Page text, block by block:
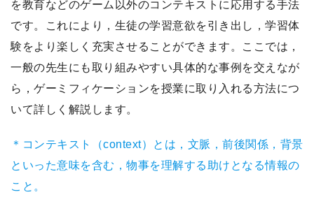
を教育などのゲーム以外のコンテキストに応用する手法
です。これにより，生徒の学習意欲を引き出し，学習体
験をより楽しく充実させることができます。ここでは，
一般の先生にも取り組みやすい具体的な事例を交えなが
ら，ゲーミフィケーションを授業に取り入れる方法につ
いて詳しく解説します。
＊コンテキスト（context）とは，文脈，前後関係，背景
といった意味を含む，物事を理解する助けとなる情報の
こと。